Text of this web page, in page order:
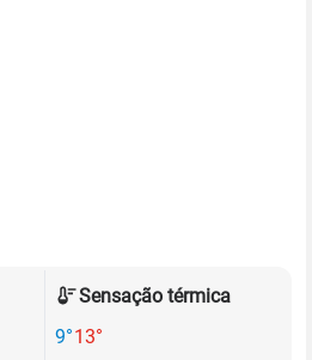
Sensação térmica
9°13°